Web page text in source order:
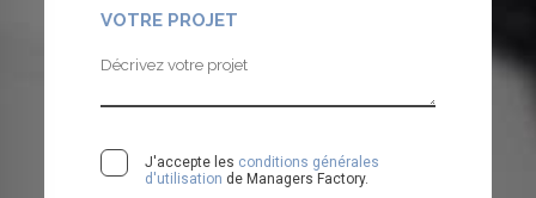
VOTRE PROJET
J'accepte les conditions générales
d'utilisation de Managers Factory.